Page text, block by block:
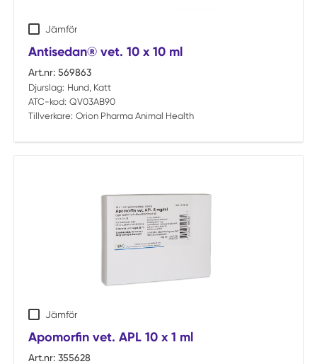
Jämför
Antisedan® vet. 10 x 10 ml
Art.nr: 569863
Djurslag: Hund, Katt
ATC-kod: QV03AB90
Tillverkare: Orion Pharma Animal Health
Jämför
Apomorfin vet. APL 10 x 1 ml
Art.nr: 355628